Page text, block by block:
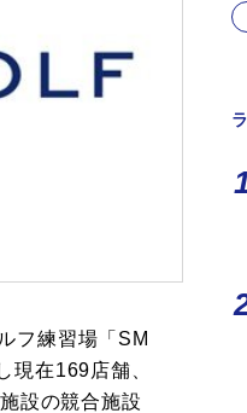
フ練習場「SM
現在169店舗、
設の競合施設